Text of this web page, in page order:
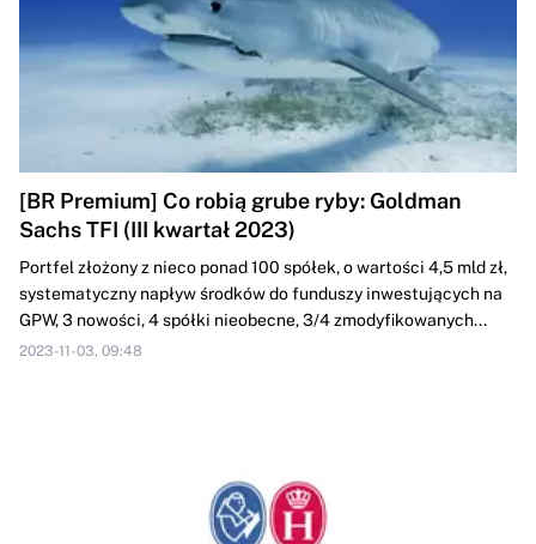
[BR Premium] Co robią grube ryby: Goldman
Sachs TFI (III kwartał 2023)
Portfel złożony z nieco ponad 100 spółek, o wartości 4,5 mld zł,
systematyczny napływ środków do funduszy inwestujących na
GPW, 3 nowości, 4 spółki nieobecne, 3/4 zmodyfikowanych...
2023-11-03, 09:48